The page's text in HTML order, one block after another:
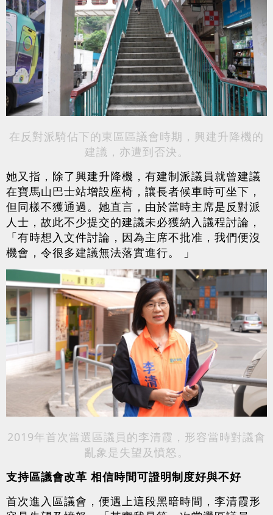
在反對派騎佔下的東區區議會時期，興建升降機的
建議，亦遭到否決。
她又指，除了興建升降機，有建制派議員就曾建議
在寶馬山巴士站增設座椅，讓長者候車時可坐下，
但同樣不獲通過。她直言，由於當時主席是反對派
人士，故此不少提交的建議未必獲納入議程討論，
「有時想入文件討論，因為主席不批准，我們便沒
機會，令很多建議無法落實進行。 」
2019年首次當選區議員的李清霞，形容當時對議會
亂象是失望及憤怒。
支持區議會改革 相信時間可證明制度好與不好
首次進入區議會，便遇上這段黑暗時間，李清霞形